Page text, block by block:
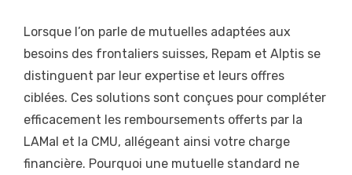
Lorsque l’on parle de mutuelles adaptées aux
besoins des frontaliers suisses, Repam et Alptis se
distinguent par leur expertise et leurs offres
ciblées. Ces solutions sont conçues pour compléter
efficacement les remboursements offerts par la
LAMal et la CMU, allégeant ainsi votre charge
financière. Pourquoi une mutuelle standard ne